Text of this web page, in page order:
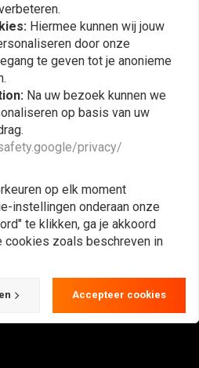
voor de Cafe Racers, Flat Tracker,
ook groot in kleding & onderhoud!
TM Groningen (The Netherlands)
Hiermee kunnen wij jouw
door onze
te geven tot je anonieme
Na uw bezoek kunnen we
op basis van uw
privacy/
op elk moment
instellingen onderaan onze
te klikken, ga je akkoord
cookies zoals beschreven in
Accepteer cookies